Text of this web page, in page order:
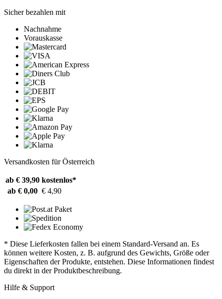
Sicher bezahlen mit
Nachnahme
Vorauskasse
Versandkosten für Österreich
ab € 39,90 kostenlos*
ab € 0,00 € 4,90
* Diese Lieferkosten fallen bei einem Standard-Versand an. Es
können weitere Kosten, z. B. aufgrund des Gewichts, Größe oder
Eigenschaften der Produkte, entstehen. Diese Informationen findest
du direkt in der Produktbeschreibung.
Hilfe & Support